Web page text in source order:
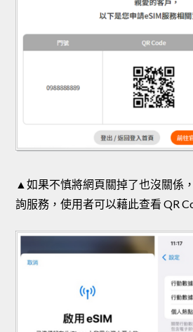
▲如果不慎將網頁關掉了也沒關係
詢服務，使用者可以藉此查看 QR